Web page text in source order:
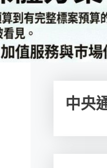
中央